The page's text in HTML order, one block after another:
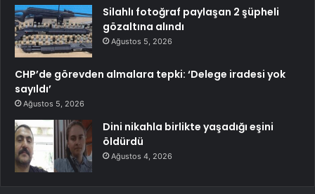
Silahlı fotoğraf paylaşan 2 şüpheli
gözaltına alındı
Ağustos 5, 2026
CHP’de görevden almalara tepki: ‘Delege iradesi yok
sayıldı’
Ağustos 5, 2026
Dini nikahla birlikte yaşadığı eşini
öldürdü
Ağustos 4, 2026